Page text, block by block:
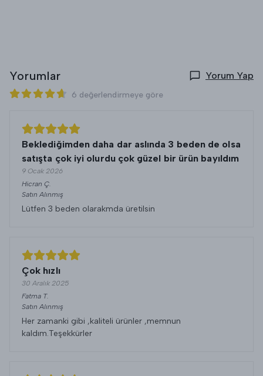
Yorumlar Yorum Yap
6 değerlendirmeye göre
Beklediğimden daha dar aslında 3 beden de olsa
satışta çok iyi olurdu çok güzel bir ürün bayıldım
9 Ocak 2026
Hicran Ç.
Satın Alınmış
Lütfen 3 beden olarakmda üretilsin
Çok hızlı
30 Aralık 2025
Fatma T.
Satın Alınmış
Her zamanki gibi ,kaliteli ürünler ,memnun
kaldım.Teşekkürler